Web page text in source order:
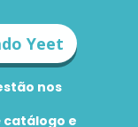
nos
catálogo e
Yeet